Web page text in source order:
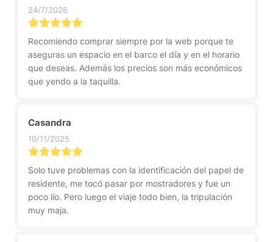
24/7/2026
Recomiendo comprar siempre por la web porque te
aseguras un espacio en el barco el día y en el horario
que deseas. Además los precios son más económicos
que yendo a la taquilla.
Casandra
10/11/2025
Solo tuve problemas con la identificación del papel de
residente, me tocó pasar por mostradores y fue un
poco lío. Pero luego el viaje todo bien, la tripulación
muy maja.